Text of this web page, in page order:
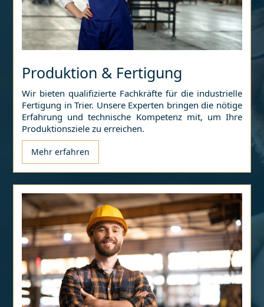
Produktion & Fertigung
Wir bieten qualifizierte Fachkräfte für die industrielle
Fertigung inTrier. Unsere Experten bringen die nötige
Erfahrung und technische Kompetenz mit, um Ihre
Produktionsziele zu erreichen.
Mehr erfahren